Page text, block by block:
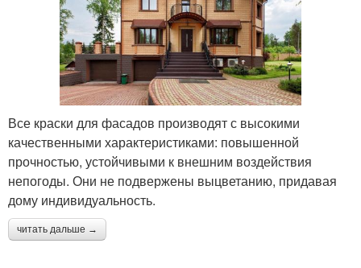
Все краски для фасадов производят с высокими
качественными характеристиками: повышенной
прочностью, устойчивыми к внешним воздействия
непогоды. Они не подвержены выцветанию, придавая
дому индивидуальность.
читать дальше →